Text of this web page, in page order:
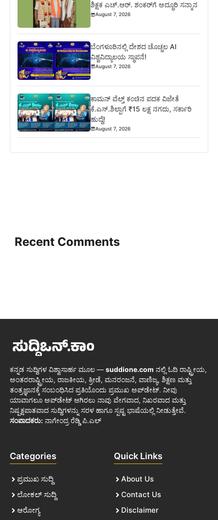
ಶಿಕ್ಷಕ ಎಚ್.ಆರ್. ಶಂಕರ್‌ಗೆ ಅದ್ಧೂರಿ ಸನ್ಮಾನ
August 7, 2026
ಬೆಂಗಳೂರಿನಲ್ಲಿ ದೇಶದ ಚೊಚ್ಚಲ AI
ವಿಶ್ವವಿದ್ಯಾಲಯ ಸ್ಥಾಪನೆ!
August 7, 2026
ಕಾಮನ್ ವೆಲ್ತ್ ಕಂಚಿನ ಪದಕ ವಿಜೇತೆ
ಕೆ.ಎಸ್.ಶಿಲ್ಪಾಗೆ ₹15 ಲಕ್ಷ ನಗದು, ಸರ್ಕಾರಿ
ಹುದ್ದೆ!
August 7, 2026
Recent Comments
ಕನ್ನಡ ಸುದ್ದಿಗಳ ವಿಶ್ವಾಸಾರ್ಹ ಮೂಲ — suddione.com ನಲ್ಲಿ ಓದಿ ರಾಷ್ಟ್ರೀಯ,
ಅಂತರರಾಷ್ಟ್ರೀಯ, ರಾಜಕೀಯ, ಕ್ರೀಡೆ, ಮನರಂಜನೆ, ವಾಣಿಜ್ಯ, ಶಿಕ್ಷಣ ಮತ್ತು
ತಂತ್ರಜ್ಞಾನಕ್ಕೆ ಸಂಬಂಧಿಸಿದ ಪ್ರತಿಯೊಂದು ಪ್ರಮುಖ ಅಪ್‌ಡೇಟ್. ನೀವು
ಯಾವಾಗಲೂ ಅಪ್‌ಡೇಟ್ ಆಗಿರಲು ನಾವು ವೇಗವಾದ, ನಿಖರವಾದ ಮತ್ತು
ನಿಷ್ಪಕ್ಷಪಾತವಾದ ಸುದ್ದಿಗಳನ್ನು ಸರಳ ಹಾಗೂ ಸ್ಪಷ್ಟ ಭಾಷೆಯಲ್ಲಿ ನೀಡುತ್ತೇವೆ.
ಸಂಪಾದಕರು: ನಾಗೇಂದ್ರ ರೆಡ್ಡಿ ಪಿ.ಎಲ್
Categories
ಪ್ರಮುಖ ಸುದ್ದಿ
ಲೋಕಲ್ ಸುದ್ದಿ
ಆರೋಗ್ಯ
Quick Links
About Us
Contact Us
Disclaimer